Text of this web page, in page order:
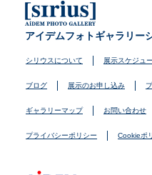
アイデムフォトギャラリー
シリウスについて 展示スケジュ
ブログ 展示のお申し込み
ギャラリーマップ お問い合わせ
プライバシーポリシー Cookieポ